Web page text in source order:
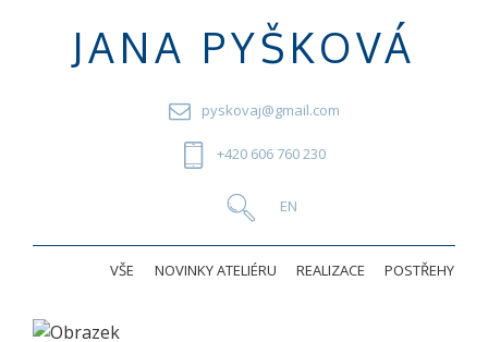
JANA PYŠKOVÁ
pyskovaj@gmail.com
+420 606 760 230
VŠE NOVINKY ATELIÉRU REALIZACE POSTŘEHY